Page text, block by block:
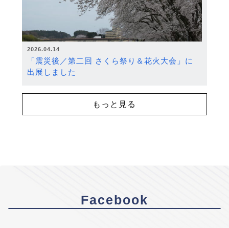
2026.04.14
「震災後／第二回 さくら祭り＆花火大会」に
出展しました
もっと見る
Facebook